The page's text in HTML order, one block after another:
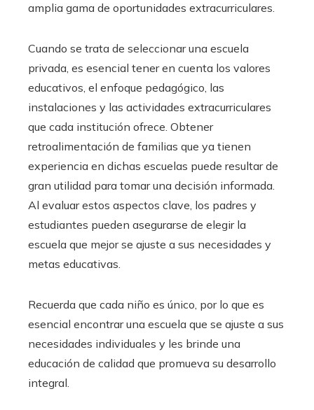
amplia gama de oportunidades extracurriculares.
Cuando se trata de seleccionar una escuela
privada, es esencial tener en cuenta los valores
educativos, el enfoque pedagógico, las
instalaciones y las actividades extracurriculares
que cada institución ofrece. Obtener
retroalimentación de familias que ya tienen
experiencia en dichas escuelas puede resultar de
gran utilidad para tomar una decisión informada.
Al evaluar estos aspectos clave, los padres y
estudiantes pueden asegurarse de elegir la
escuela que mejor se ajuste a sus necesidades y
metas educativas.
Recuerda que cada niño es único, por lo que es
esencial encontrar una escuela que se ajuste a sus
necesidades individuales y les brinde una
educación de calidad que promueva su desarrollo
integral.